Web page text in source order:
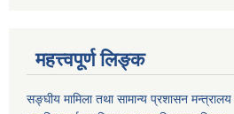
महत्त्वपूर्ण लिङ्क
सङ्घीय मामिला तथा सामान्य प्रशासन मन्त्रालय